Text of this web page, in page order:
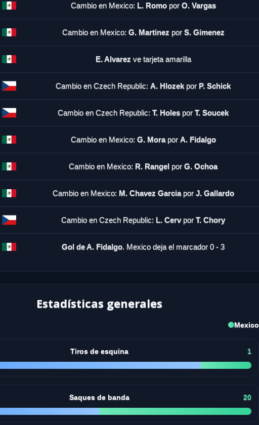
Cambio en Mexico: L. Romopor O. Vargas
Cambio en Mexico: G. Martinez por S. Gimenez
E. Alvarez ve tarjeta amarilla
Cambio en Czech Republic: A. Hlozek por P. Schick
Cambio en Czech Republic: T. Holes por T. Soucek
Cambio en Mexico: G. Morapor A. Fidalgo
Cambio en Mexico: R. Rangel por G. Ochoa
Cambio en Mexico: M. Chavez Garciapor J. Gallardo
Cambio en Czech Republic: L. Cervpor T. Chory
Gol de A. Fidalgo. Mexico deja el marcador 0 - 3
Estadísticas generales
Mexico
Tiros de esquina 1
Saques de banda 20